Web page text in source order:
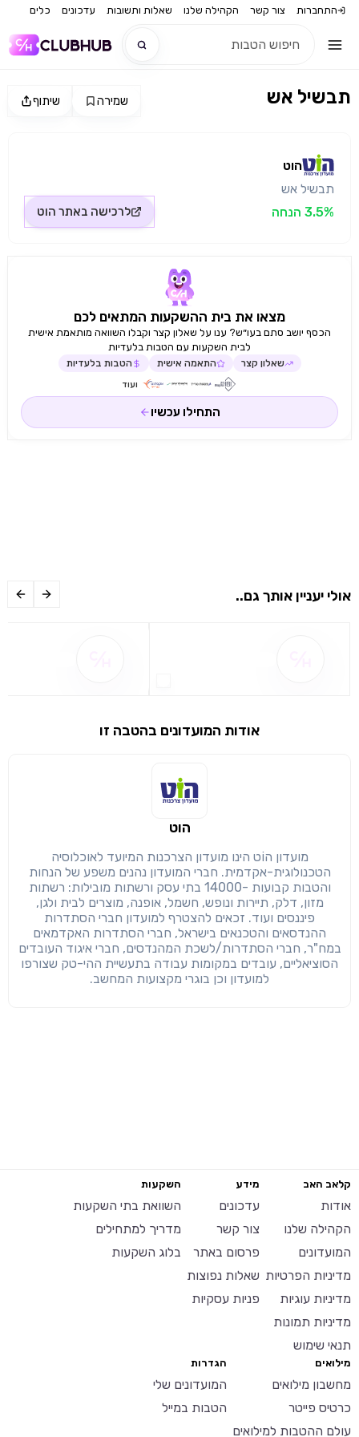
התחברות צור קשר הקהילה שלנו שאלות ותשובות עדכונים כלים
שיתוף
שימו לב!
מימוש הטבה זו ניתן רק לחברי
הבנתי, המשך לאתר
שיתוף שמירה תבשיל אש
הוט
תבשיל אש
3.5% הנחה
לרכישה באתר הוט
מצאו את בית ההשקעות המתאים לכם
הכסף יושב סתם בעו״ש? ענו על שאלון קצר וקבלו השוואה מותאמת אישית
לבית השקעות עם הטבות בלעדיות
שאלון קצר התאמה אישית הטבות בלעדיות
ועוד
התחילו עכשיו
אולי יעניין אותך גם..
אודות המועדונים בהטבה זו
הוט
מועדון הוֹט הינו מועדון הצרכנות המיועד לאוכלוסיה
הטכנולוגית-אקדמית. חברי המועדון נהנים משפע של הנחות
והטבות קבועות -14000 בתי עסק ורשתות מובילות: רשתות
מזון, דלק, תיירות ונופש, חשמל, אופנה, מוצרים לבית ולגן,
פיננסים ועוד. זכאים להצטרף למועדון חברי הסתדרות
ההנדסאים והטכנאים בישראל, חברי הסתדרות האקדמאים
במח"ר, חברי הסתדרות/לשכת המהנדסים, חברי איגוד העובדים
הסוציאליים, עובדים במקומות עבודה בתעשיית ההי-טק שצורפו
למועדון וכן בוגרי מקצועות המחשב.
קלאב האב
אודות
הקהילה שלנו
המועדונים
מדיניות הפרטיות
מדיניות עוגיות
מדיניות תמונות
תנאי שימוש
מידע
עדכונים
צור קשר
פרסום באתר
שאלות נפוצות
פניות עסקיות
השקעות
השוואת בתי השקעות
מדריך למתחילים
בלוג השקעות
מילואים
מחשבון מילואים
כרטיס פייטר
עולם ההטבות למילואים
הגדרות
המועדונים שלי
הטבות במייל